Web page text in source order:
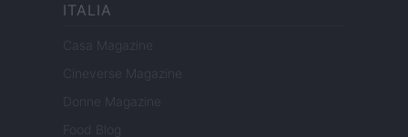
ITALIA
Casa Magazine
Cineverse Magazine
Donne Magazine
Food Blog